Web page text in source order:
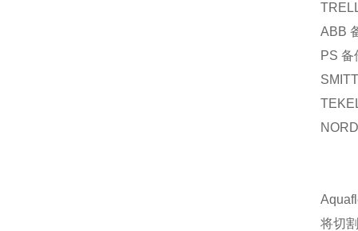
ABB
PS 备
SMITT
NORD
将切